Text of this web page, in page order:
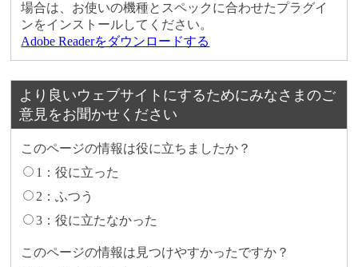
場合は、お使いの機種とスペックに合わせたプラグイ
ンをインストールしてください。
Adobe Readerをダウンロードする
より良いウェブサイトにするためにみなさまのご
意見をお聞かせください
このページの情報は役に立ちましたか？
1：役に立った
2：ふつう
3：役に立たなかった
このページの情報は見つけやすかったですか？